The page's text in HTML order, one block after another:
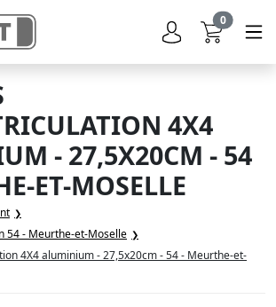
0
4X4
- 27,5X20CM - 54
ET-MOSELLE
54 - Meurthe-et-Moselle
4X4 aluminium - 27,5x20cm - 54 - Meurthe-et-